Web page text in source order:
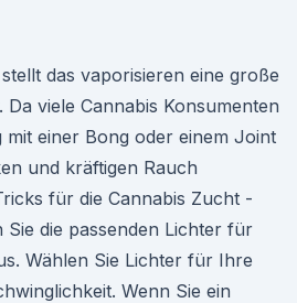
das vaporisieren eine große
viele Cannabis Konsumenten
einer Bong oder einem Joint
und kräftigen Rauch
für die Cannabis Zucht -
Sie die passenden Lichter für
Wählen Sie Lichter für Ihre
Wenn Sie ein